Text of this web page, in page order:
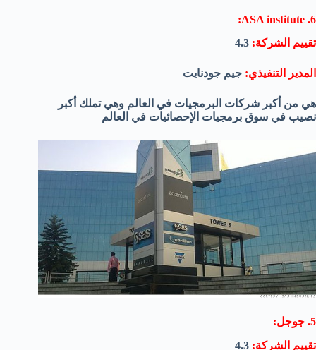
6. ASA institute:
تقييم الشركة:
المدير التنفيذي: جيم جودنايت
هي من أكبر شركات البرمجيات في العالم وهي تملك أكبر
نصيب في سوق برمجيات الإحصائيات في العالم
5. جوجل:
تقييم الشركة: